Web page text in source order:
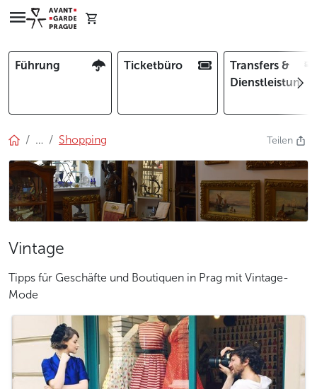
Führung Ticketbüro
Transfers &
… Shopping Teilen
Vintage
Tipps für Geschäfte und Boutiquen in Prag mit Vintage-
Mode